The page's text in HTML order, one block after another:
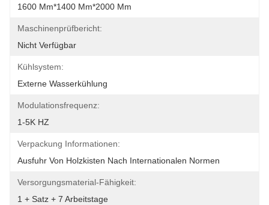
1600 Mm*1400 Mm*2000 Mm
Maschinenprüfbericht:
Nicht Verfügbar
Kühlsystem:
Externe Wasserkühlung
Modulationsfrequenz:
1-5K HZ
Verpackung Informationen:
Ausfuhr Von Holzkisten Nach Internationalen Normen
Versorgungsmaterial-Fähigkeit:
1 + Satz + 7 Arbeitstage